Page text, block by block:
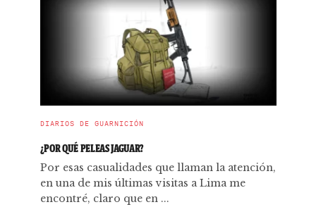
DIARIOS DE GUARNICIÓN
¿POR QUÉ PELEAS JAGUAR?
Por esas casualidades que llaman la atención,
en una de mis últimas visitas a Lima me
encontré, claro que en ...